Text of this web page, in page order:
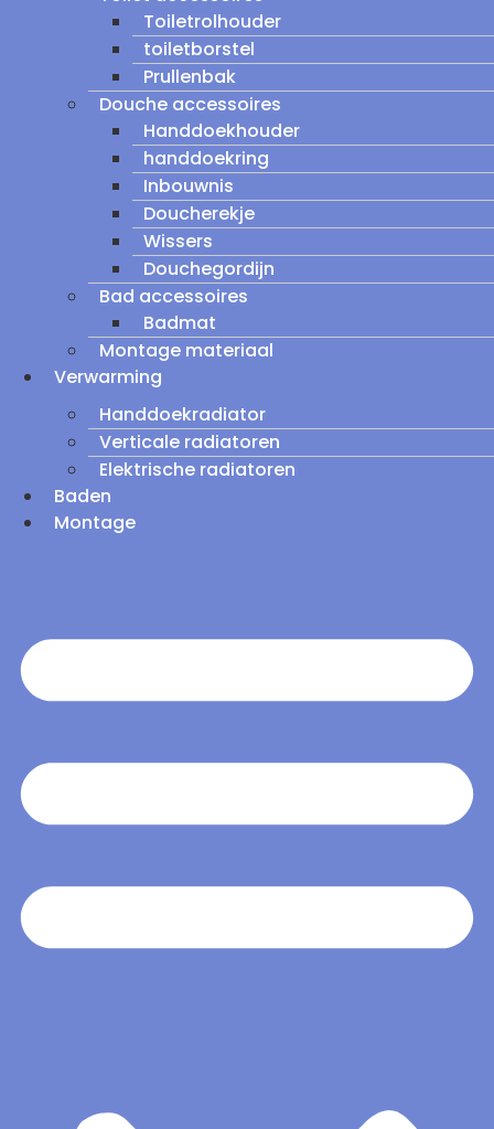
Toiletrolhouder
toiletborstel
Prullenbak
Douche accessoires
Handdoekhouder
handdoekring
Inbouwnis
Doucherekje
Wissers
Douchegordijn
Bad accessoires
Badmat
Montage materiaal
Verwarming
Handdoekradiator
Verticale radiatoren
Elektrische radiatoren
Baden
Montage